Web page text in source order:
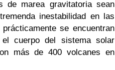
de marea gravitatoria sean
inestabilidad en las
se encuentran
cuerpo del sistema solar
más de 400 volcanes en